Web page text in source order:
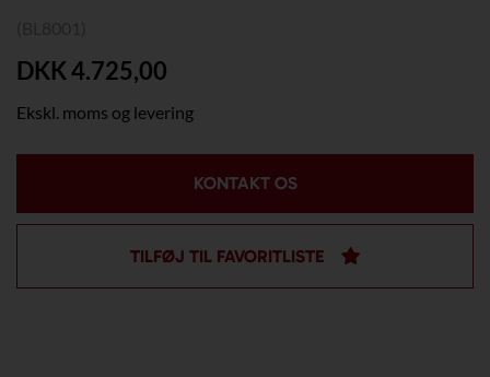
DKK 4.725,00
Ekskl. moms og levering
KONTAKT OS
TILFØJ TIL FAVORITLISTE